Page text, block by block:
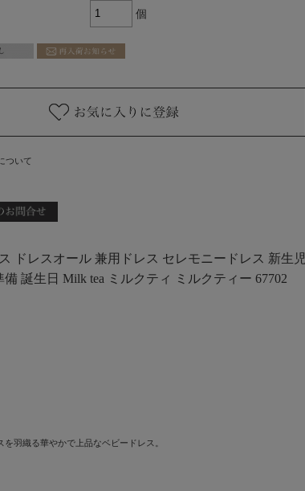
個
ついて
ドレスオール 兼用ドレス セレモニードレス 新生児
誕生日 Milk tea ミルクティ ミルクティー 67702
羽織る華やかで上品なベビードレス。